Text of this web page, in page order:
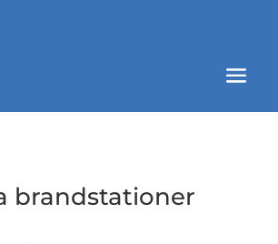
brandstationer